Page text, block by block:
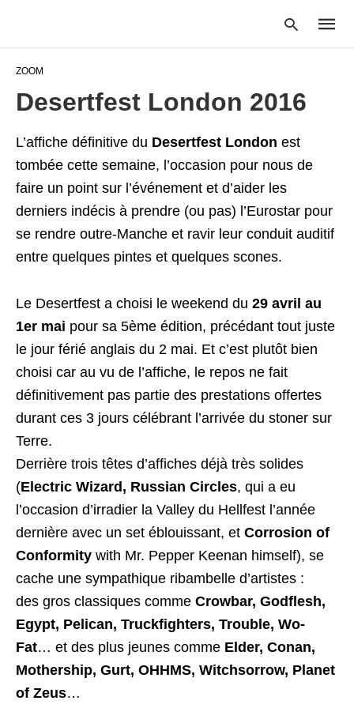
ZOOM
Desertfest London 2016
L’affiche définitive du Desertfest London est
tombée cette semaine, l’occasion pour nous de
faire un point sur l’événement et d’aider les
derniers indécis à prendre (ou pas) l’Eurostar pour
se rendre outre-Manche et ravir leur conduit auditif
entre quelques pintes et quelques scones.
Le Desertfest a choisi le weekend du 29 avril au
1er mai pour sa 5ème édition, précédant tout juste
le jour férié anglais du 2 mai. Et c’est plutôt bien
choisi car au vu de l’affiche, le repos ne fait
définitivement pas partie des prestations offertes
durant ces 3 jours célébrant l’arrivée du stoner sur
Terre.
Derrière trois têtes d’affiches déjà très solides
(Electric Wizard, Russian Circles, qui a eu
l’occasion d’irradier la Valley du Hellfest l’année
dernière avec un set éblouissant, et Corrosion of
Conformity with Mr. Pepper Keenan himself), se
cache une sympathique ribambelle d’artistes :
des gros classiques comme Crowbar, Godflesh,
Egypt, Pelican, Truckfighters, Trouble, Wo-
Fat… et des plus jeunes comme Elder, Conan,
Mothership, Gurt, OHHMS, Witchsorrow, Planet
of Zeus…